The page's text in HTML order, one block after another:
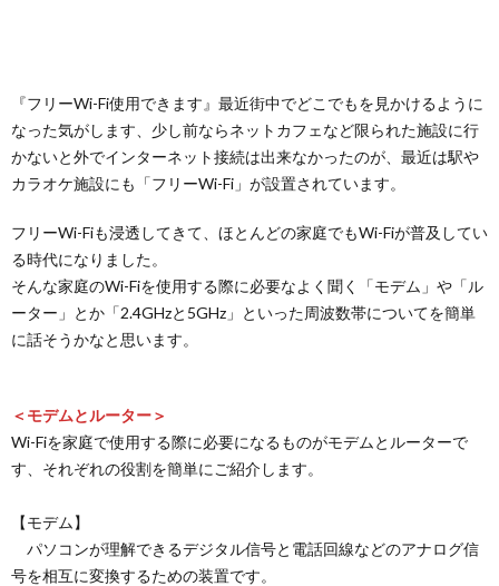
『フリーWi-Fi使用できます』最近街中でどこでもを見かけるように
なった気がします、少し前ならネットカフェなど限られた施設に行
かないと外でインターネット接続は出来なかったのが、最近は駅や
カラオケ施設にも「フリーWi-Fi」が設置されています。
フリーWi-Fiも浸透してきて、ほとんどの家庭でもWi-Fiが普及してい
る時代になりました。
そんな家庭のWi-Fiを使用する際に必要なよく聞く「モデム」や「ル
ーター」とか「2.4GHzと5GHz」といった周波数帯についてを簡単
に話そうかなと思います。
＜モデムとルーター＞
Wi-Fiを家庭で使用する際に必要になるものがモデムとルーターで
す、それぞれの役割を簡単にご紹介します。
【モデム】
パソコンが理解できるデジタル信号と電話回線などのアナログ信
号を相互に変換するための装置です。